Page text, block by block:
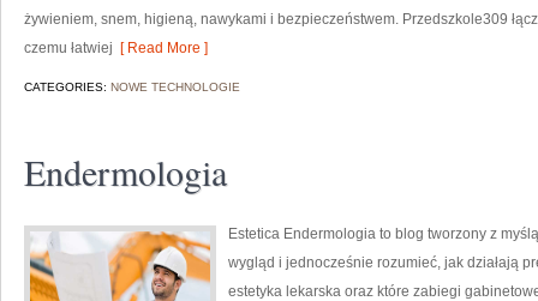
żywieniem, snem, higieną, nawykami i bezpieczeństwem. Przedszkole309
czemu łatwiej [ Read More ]
CATEGORIES: NOWE TECHNOLOGIE
Endermologia
Estetica Endermologia to blog tworzony z
wygląd i jednocześnie rozumieć, jak działają
estetyka lekarska oraz które zabiegi